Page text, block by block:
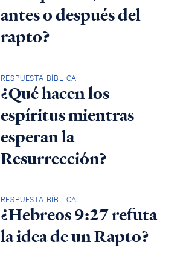
antes o después del
rapto?
RESPUESTA BÍBLICA
¿Qué hacen los
espíritus mientras
esperan la
Resurrección?
RESPUESTA BÍBLICA
¿Hebreos 9:27 refuta
la idea de un Rapto?